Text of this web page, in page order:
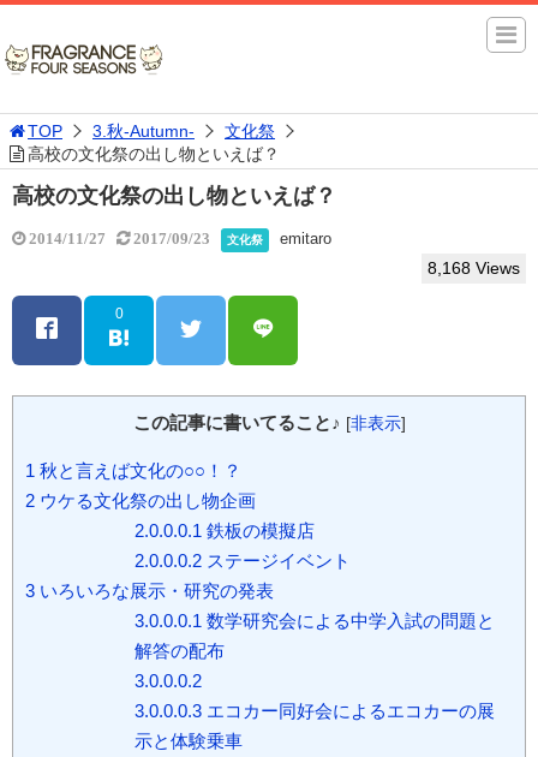
TOP 3.秋-Autumn-
文化祭
高校の文化祭の出し物といえば？
高校の文化祭の出し物といえば？
2014/11/27 2017/09/23 文化祭 emitaro
8,168 Views
0
この記事に書いてること♪ [非表示]
1 秋と言えば文化の○○！？
2 ウケる文化祭の出し物企画
2.0.0.0.1 鉄板の模擬店
2.0.0.0.2 ステージイベント
3 いろいろな展示・研究の発表
3.0.0.0.1 数学研究会による中学入試の問題と
解答の配布
3.0.0.0.2
3.0.0.0.3 エコカー同好会によるエコカーの展
示と体験乗車